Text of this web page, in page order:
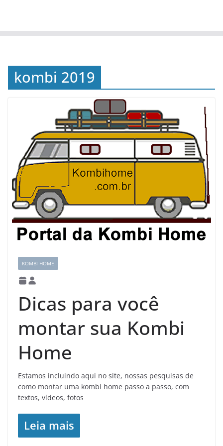
kombi 2019
KOMBI HOME
Dicas para você
montar sua Kombi
Home
Estamos incluindo aqui no site, nossas pesquisas de
como montar uma kombi home passo a passo, com
textos, vídeos, fotos
Leia mais